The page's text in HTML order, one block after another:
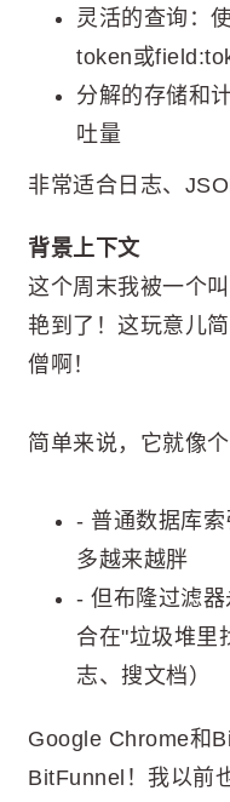
灵活的查询：
token或
分解的存储和
吐量
非常适合日志、
背景上下文
这个周末我被一个
艳到了！这玩意儿
僧啊！
简单来说，它就像
- 普通数据库
多越来越胖
- 但布隆过滤
合在"垃圾堆里
志、搜文档）
Google Chrome和
BitFunnel！我以前